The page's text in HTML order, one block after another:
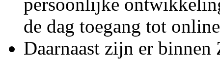
de dag toegang tot
Daarnaast zijn er binnen